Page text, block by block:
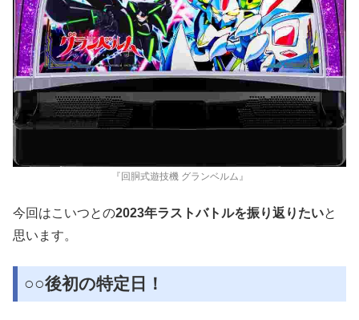
『回胴式遊技機 グランベルム』
今回はこいつとの2023年ラストバトルを振り返りたいと
思います。
○○後初の特定日！